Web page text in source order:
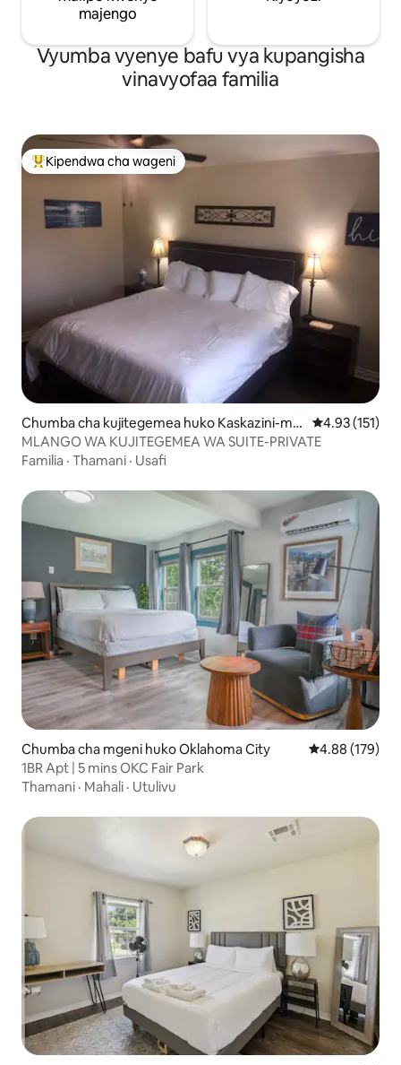
majengo
Vyumba vyenye bafu vya kupangisha
vinavyofaa familia
Kipendwa maarufu cha wageni
Kipendwa cha wageni
Chumba cha kujitegemea huko Kaskazini-ma
gharibi mwa Oklahoma City
Ukadiriaji wa
4.93 (151)
MLANGO WA KUJITEGEMEA WA SUITE-PRIVATE
Familia · Thamani · Usafi
Chumba cha mgeni huko Oklahoma City Ukadiriaji wa
4.88 (179)
1BR Apt | 5 mins OKC Fair Park
Thamani · Mahali · Utulivu